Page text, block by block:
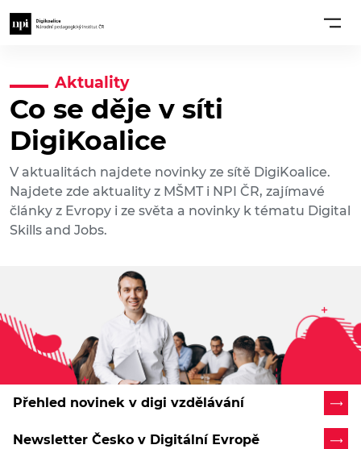
Aktuality
Co se děje v síti
DigiKoalice
V aktualitách najdete novinky ze sítě DigiKoalice.
Najdete zde aktuality z MŠMT i NPI ČR, zajímavé
články z Evropy i ze světa a novinky k tématu Digital
Skills and Jobs.
Přehled novinek v digi vzdělávání
Newsletter Česko v Digitální Evropě